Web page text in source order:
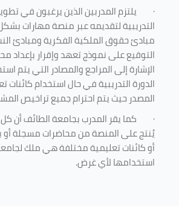
· يلتزم المدربين الذين يرغبون في
التدريبية لتقديمه عبر منصة مهارات
مبادئ حقوق الملكية الفكرية ومبادئ
التوقيع على نموذج تعهد وإقرار بإعداد
الإشارة إلى المراجع والمصادر التي يتم
الدورة التدريبية في حال استخدام
المصدر حيث يتم احترام جميع تراخيص
· كما يقر المدرب بجامعة الطائف أن
يُنتج على المنصة من محاضرات مسجلة أو
أو كائنات تعليمية مختلفة هي ملك
استخدامها لأي غرض.